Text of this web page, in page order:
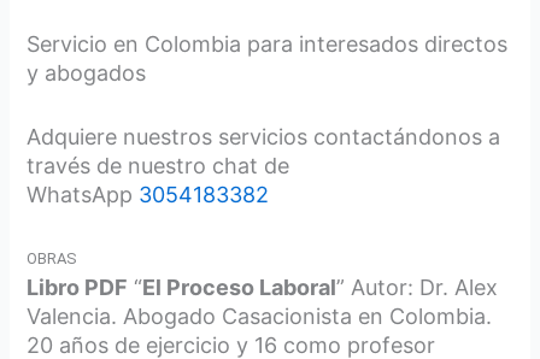
Servicio en Colombia para interesados directos
y abogados
Adquiere nuestros servicios contactándonos a
través de nuestro chat de
WhatsApp 3054183382
OBRAS
Libro PDF “El Proceso Laboral” Autor: Dr. Alex
Valencia. Abogado Casacionista en Colombia.
20 años de ejercicio y 16 como profesor